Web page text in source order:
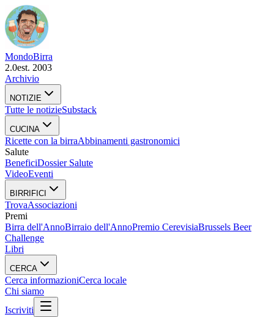
MondoBirra
2.0est. 2003
Archivio
NOTIZIE
Tutte le notizieSubstack
CUCINA
Ricette con la birraAbbinamenti gastronomici
Salute
BeneficiDossier Salute
VideoEventi
BIRRIFICI
TrovaAssociazioni
Premi
Birra dell'AnnoBirraio dell'AnnoPremio CerevisiaBrussels Beer
Challenge
Libri
CERCA
Cerca informazioniCerca locale
Chi siamo
Iscriviti